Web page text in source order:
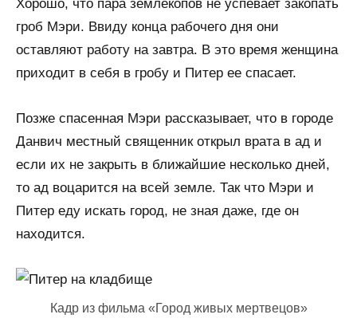
Хорошо, что пара землекопов не успевает закопать
гроб Мэри. Ввиду конца рабочего дня они
оставляют работу на завтра. В это время женщина
приходит в себя в гробу и Питер ее спасает.
Позже спасенная Мэри рассказывает, что в городе
Данвич местный священник открыл врата в ад и
если их не закрыть в ближайшие несколько дней,
то ад воцарится на всей земле. Так что Мэри и
Питер еду искать город, не зная даже, где он
находится.
Кадр из фильма «Город живых мертвецов»